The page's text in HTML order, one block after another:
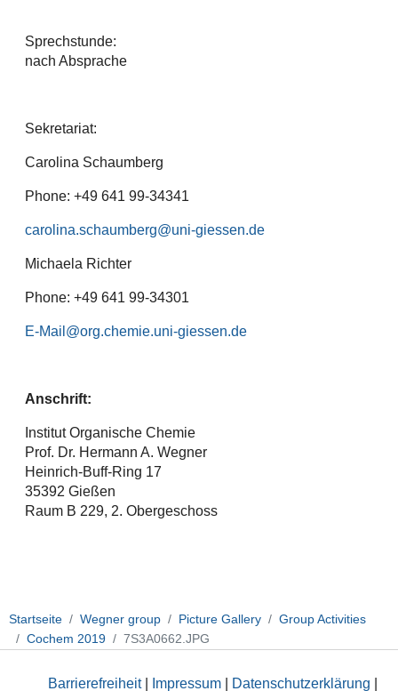
Sprechstunde:
nach Absprache
Sekretariat:
Carolina Schaumberg
Phone: +49 641 99-34341
carolina.schaumberg
Michaela Richter
Phone: +49 641 99-34301
E-Mail
Anschrift:
Institut Organische Chemie
Prof. Dr. Hermann A. Wegner
Heinrich-Buff-Ring 17
35392 Gießen
Raum B 229, 2. Obergeschoss
Startseite Wegner group Picture Gallery
Group Activities
Cochem 2019
7S3A0662.JPG
Barrierefreiheit| Impressum Datenschutzerklärung